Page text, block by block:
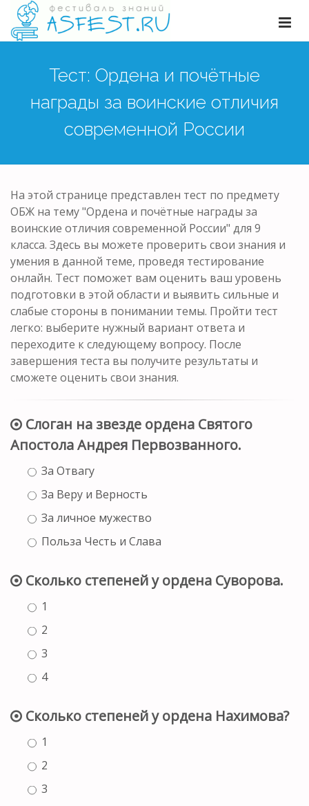
Тест: Ордена и почётные
награды за воинские отличия
современной России
На этой странице представлен тест по предмету
ОБЖ на тему "Ордена и почётные награды за
воинские отличия современной России" для 9
класса. Здесь вы можете проверить свои знания и
умения в данной теме, проведя тестирование
онлайн. Тест поможет вам оценить ваш уровень
подготовки в этой области и выявить сильные и
слабые стороны в понимании темы. Пройти тест
легко: выберите нужный вариант ответа и
переходите к следующему вопросу. После
завершения теста вы получите результаты и
сможете оценить свои знания.
Слоган на звезде ордена Святого
Апостола Андрея Первозванного.
За Отвагу
За Веру и Верность
За личное мужество
Польза Честь и Слава
Сколько степеней у ордена Суворова.
1
2
3
4
Сколько степеней у ордена Нахимова?
1
2
3